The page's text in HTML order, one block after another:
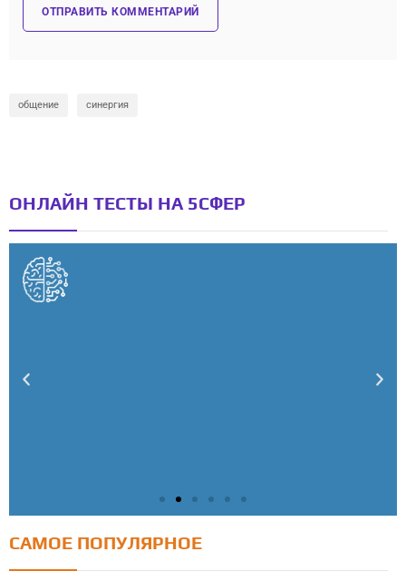
общение синергия
ОНЛАЙН ТЕСТЫ НА 5СФЕР
САМОЕ ПОПУЛЯРНОЕ